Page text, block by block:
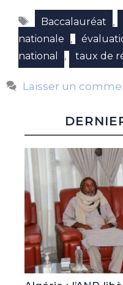
Étiquettes
Baccalauréat ,
nationale
,
national
, taux de
Laisser un